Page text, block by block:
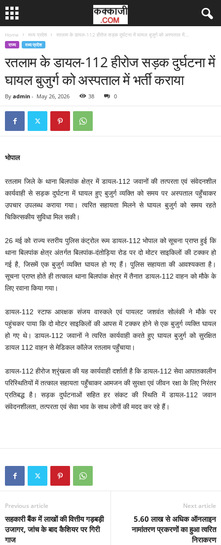
Home मध्य प्रदेश रतलाम के डायल-112 हीरोज सड़क दुर्घटना में घायल बुजुर्ग को अस्पताल में...
राज्य मध्य प्रदेश
रतलाम के डायल-112 हीरोज सड़क दुर्घटना में
घायल बुजुर्ग को अस्पताल में भर्ती कराया
By admin - May 26, 2026 38 0
भोपाल
रतलाम जिले के थाना बिलपांक क्षेत्र में डायल-112 जवानों की तत्परता एवं संवेदनशील
कार्यवाही से सड़क दुर्घटना में घायल हुए बुजुर्ग व्यक्ति को समय पर अस्पताल पहुँचाकर
उपचार उपलब्ध कराया गया। त्वरित सहायता मिलने से घायल बुजुर्ग को समय रहते
चिकित्सकीय सुविधा मिल सकी।
26 मई को राज्य स्तरीय पुलिस कंट्रोल रूम डायल-112 भोपाल को सूचना प्राप्त हुई कि
थाना बिलपांक क्षेत्र अंतर्गत बिलपांक-दंतोड़िया रोड पर दो मोटर साइकिलों की टक्कर हो
गई है, जिसमें एक बुजुर्ग व्यक्ति घायल हो गए हैं। पुलिस सहायता की आवश्यकता है।
सूचना प्राप्त होते ही तत्काल थाना बिलपांक क्षेत्र में तैनात डायल-112 वाहन को मौके के
लिए रवाना किया गया।
डायल-112 स्टाफ आरक्षक संजय वास्कले एवं पायलट जशवंत सोलंकी ने मौके पर
पहुंचकर पाया कि दो मोटर साइकिलों की आपस में टक्कर होने से एक बुजुर्ग व्यक्ति घायल
हो गए थे। डायल-112 जवानों ने त्वरित कार्यवाही करते हुए घायल बुजुर्ग को सुरक्षित
डायल 112 वाहन से मेडिकल कॉलेज रतलाम पहुँचाया।
डायल-112 हीरोज श्रृंखला की यह कार्यवाही दर्शाती है कि डायल-112 सेवा आपातकालीन
परिस्थितियों में तत्काल सहायता पहुँचाकर आमजन की सुरक्षा एवं जीवन रक्षा के लिए निरंतर
प्रतिबद्ध है। सड़क दुर्घटनाओं सहित हर संकट की स्थिति में डायल-112 जवान
संवेदनशीलता, तत्परता एवं सेवा भाव के साथ लोगों की मदद कर रहे हैं।
Previous article
सहकारी बैंक में लाखों की वित्तीय गड़बड़ी
उजागर, जांच के बाद कैशियर पर गिरी
गाज
Next article
5.60 लाख से अधिक ऑनलाइन
नामांतरण प्रकरणों का हुआ त्वरित
निराकरण